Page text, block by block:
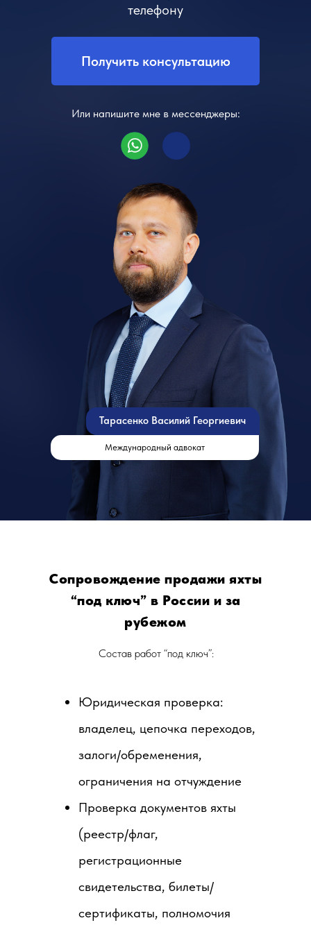
Или напишите мне в мессенджеры:
телефону
Международный адвокат
Тарасенко Василий Георгиевич
Получить консультацию
Состав работ “под ключ”:
Сопровождение продажи яхты
“под ключ” в России и за
рубежом
Юридическая проверка:
владелец, цепочка переходов,
залоги/обременения,
ограничения на отчуждение
Проверка документов яхты
(реестр/флаг,
регистрационные
свидетельства, билеты/
сертификаты, полномочия